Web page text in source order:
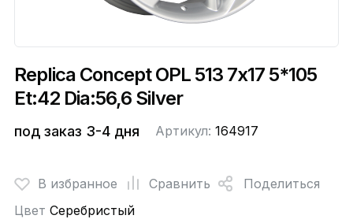
Replica Concept OPL 513 7x17 5*105
Et:42 Dia:56,6 Silver
под заказ 3-4 дня Артикул: 164917
В избранное Сравнить
Поделиться
Цвет Серебристый